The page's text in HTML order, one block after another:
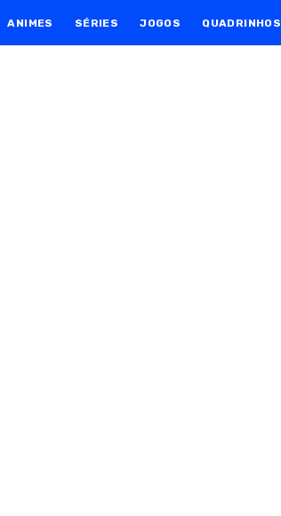
ANIMES SÉRIES JOGOS QUADRINHOS